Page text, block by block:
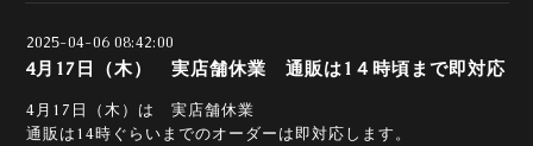
2025-04-06 08:42:00
4月17日（木） 実店舗休業 通販は1４時頃まで即対応
4月17日（木）は 実店舗休業
通販は14時ぐらいまでのオーダーは即対応します。